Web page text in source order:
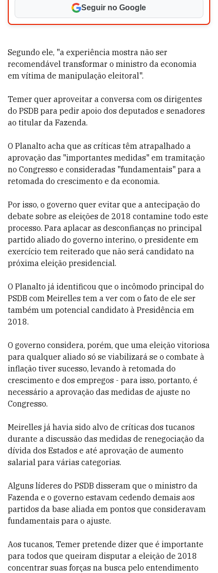
Seguir no Google
Segundo ele, "a experiência mostra não ser
recomendável transformar o ministro da economia
em vítima de manipulação eleitoral".
Temer quer aproveitar a conversa com os dirigentes
do PSDB para pedir apoio dos deputados e senadores
ao titular da Fazenda.
O Planalto acha que as críticas têm atrapalhado a
aprovação das "importantes medidas" em tramitação
no Congresso e consideradas "fundamentais" para a
retomada do crescimento e da economia.
Por isso, o governo quer evitar que a antecipação do
debate sobre as eleições de 2018 contamine todo este
processo. Para aplacar as desconfianças no principal
partido aliado do governo interino, o presidente em
exercício tem reiterado que não será candidato na
próxima eleição presidencial.
O Planalto já identificou que o incômodo principal do
PSDB com Meirelles tem a ver com o fato de ele ser
também um potencial candidato à Presidência em
2018.
O governo considera, porém, que uma eleição vitoriosa
para qualquer aliado só se viabilizará se o combate à
inflação tiver sucesso, levando à retomada do
crescimento e dos empregos - para isso, portanto, é
necessário a aprovação das medidas de ajuste no
Congresso.
Meirelles já havia sido alvo de críticas dos tucanos
durante a discussão das medidas de renegociação da
dívida dos Estados e até aprovação de aumento
salarial para várias categorias.
Alguns líderes do PSDB disseram que o ministro da
Fazenda e o governo estavam cedendo demais aos
partidos da base aliada em pontos que consideravam
fundamentais para o ajuste.
Aos tucanos, Temer pretende dizer que é importante
para todos que queiram disputar a eleição de 2018
concentrar suas forças na busca pelo entendimento